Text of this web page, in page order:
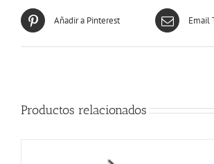
Añadir a Pinterest Email
Productos relacionados